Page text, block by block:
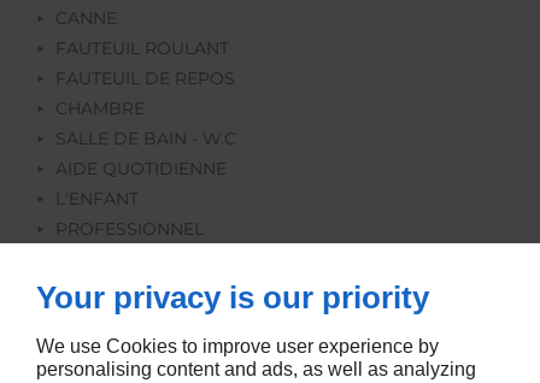
CANNE
FAUTEUIL ROULANT
FAUTEUIL DE REPOS
CHAMBRE
SALLE DE BAIN - W.C
AIDE QUOTIDIENNE
L'ENFANT
PROFESSIONNEL
ORTHOPEDIE
LOCATION
Your privacy is our priority
We use Cookies to improve user experience by
personalising content and ads, as well as analyzing